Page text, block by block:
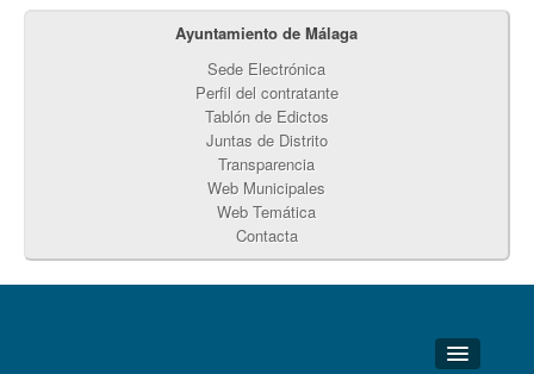
Ayuntamiento de Málaga
Sede Electrónica
Perfil del contratante
Tablón de Edictos
Juntas de Distrito
Transparencia
Web Municipales
Web Temática
Contacta